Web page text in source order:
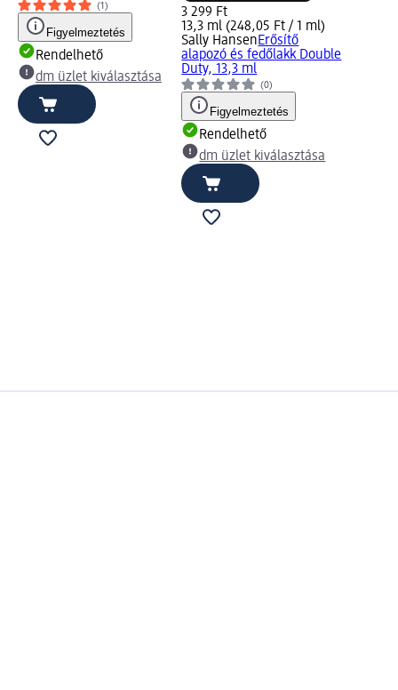
(1)
Figyelmeztetés
Rendelhető
dm üzlet kiválasztása
3 299 Ft
13,3 ml (248,05 Ft / 1 ml)
Sally HansenErősítő
alapozó és fedőlakk Double
Duty, 13,3 ml
(0)
Figyelmeztetés
Rendelhető
dm üzlet kiválasztása